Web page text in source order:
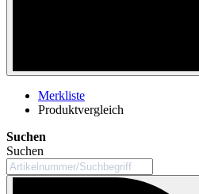
Merkliste
Produktvergleich
Suchen
Suchen